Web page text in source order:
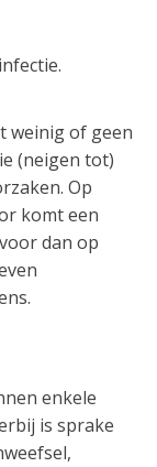
weinig of geen
(neigen tot)
Op
komt een
dan op
enkele
is sprake